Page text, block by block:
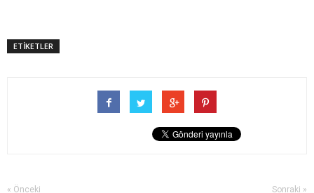
ETİKETLER
« Önceki Sonraki »